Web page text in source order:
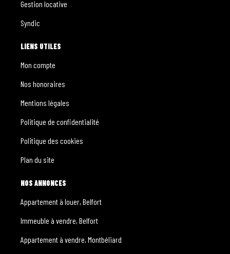
Gestion locative
Syndic
LIENS UTILES
Mon compte
Nos honoraires
Mentions légales
Politique de confidentialité
Politique des cookies
Plan du site
NOS ANNONCES
Appartement à louer, Belfort
Immeuble à vendre, Belfort
Appartement à vendre, Montbéliard